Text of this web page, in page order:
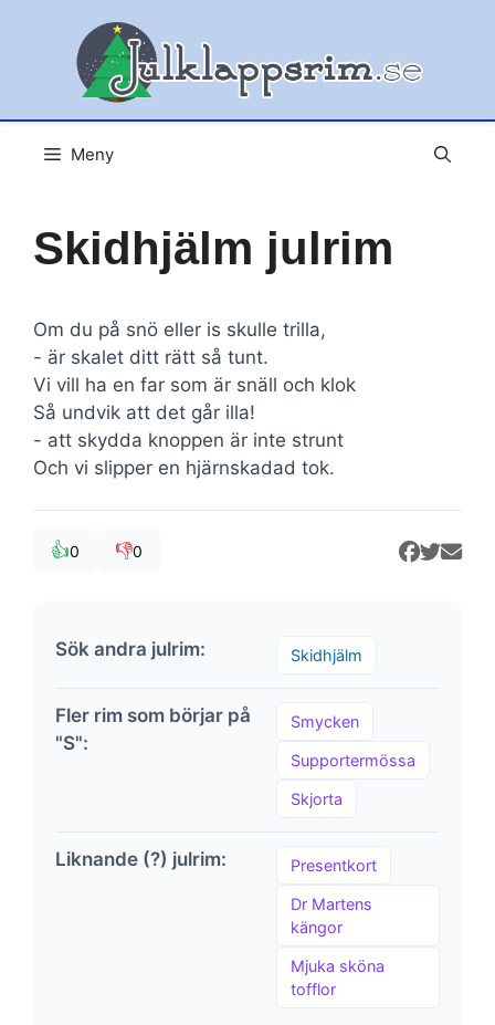
Meny
Skidhjälm julrim
Om du på snö eller is skulle trilla,
- är skalet ditt rätt så tunt.
Vi vill ha en far som är snäll och klok
Så undvik att det går illa!
- att skydda knoppen är inte strunt
Och vi slipper en hjärnskadad tok.
👍0 👎0
Sök andra julrim: Skidhjälm
Fler rim som börjar på
"S":
Smycken
Supportermössa
Skjorta
Liknande (?) julrim: Presentkort
Dr Martens
kängor
Mjuka sköna
tofflor